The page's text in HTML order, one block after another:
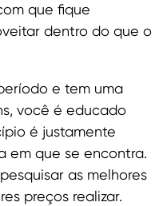
que fique
dentro do que o
e tem uma
você é educado
é justamente
em que se encontra.
as melhores
preços realizar.